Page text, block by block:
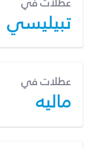
تبيليسي
عطلات في
ماليه